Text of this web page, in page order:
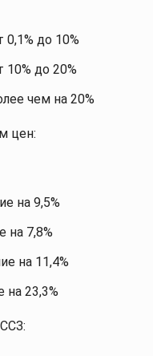
до 10%
до 20%
чем на 20%
цен:
на 9,5%
на 7,8%
на 11,4%
23,3%